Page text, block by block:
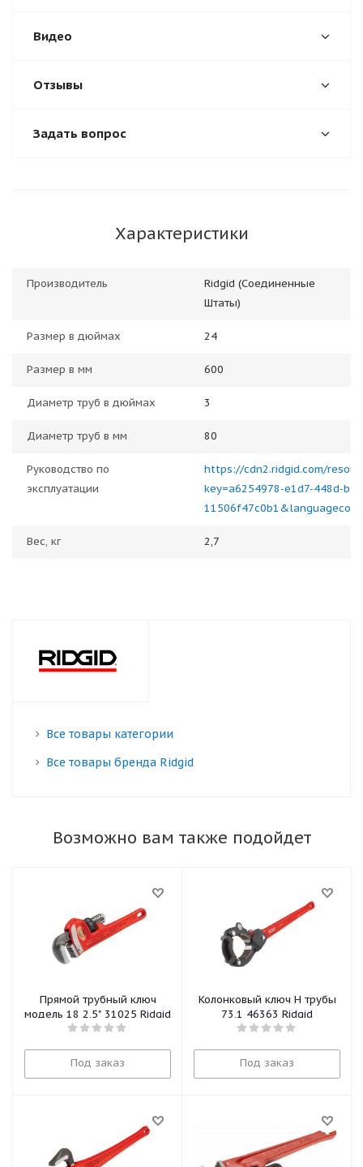
Видео
Отзывы
Задать вопрос
Характеристики
Производитель
Ridgid (Соединенные
Штаты)
Размер в дюймах 24
Размер в мм 600
Диаметр труб в дюймах 3
Диаметр труб в мм 80
Руководство по
эксплуатации
https://cdn2.ridgid.com/
key=a6254978-e1d7-448d-
Вес, кг 2,7
Все товары категории
Все товары бренда Ridgid
Возможно вам также подойдет
Прямой трубный ключ
модель 18 2,5" 31025 Ridgid
Под заказ
Колонковый ключ H трубы
73,1 46363 Ridgid
Под заказ